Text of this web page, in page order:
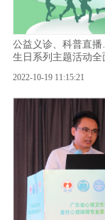
公益义诊、科普直
生日系列主题活动全
2022-10-19 11:15:21